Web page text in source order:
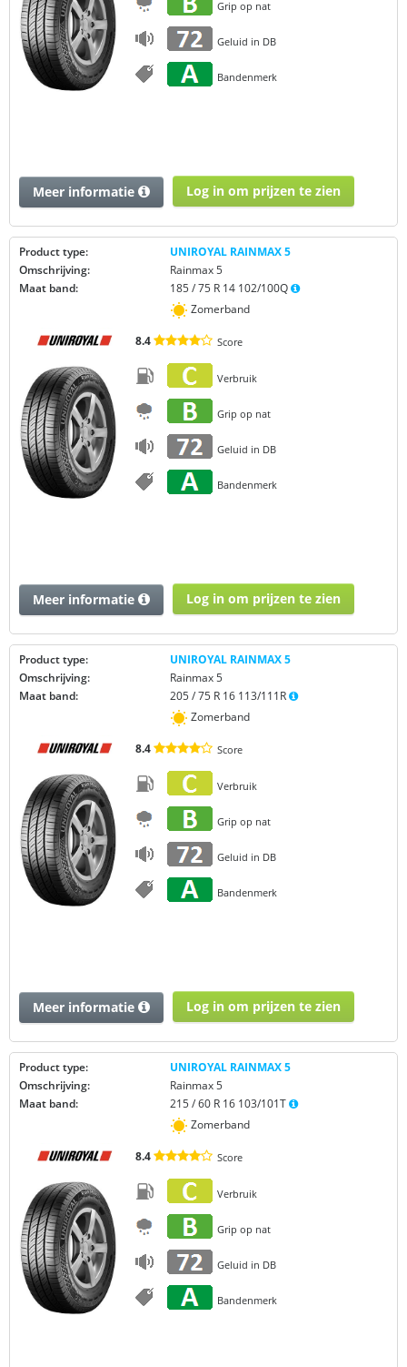
Grip op nat
Geluid in DB
Bandenmerk
Log in om prijzen te zien
Meer informatie
Product type:
UNIROYAL RAINMAX 5
Omschrijving:
Rainmax 5
Maat band:
185 / 75 R 14 102/100Q
Zomerband
8.4 Score
Verbruik
Grip op nat
Geluid in DB
Bandenmerk
Log in om prijzen te zien
Meer informatie
Product type:
UNIROYAL RAINMAX 5
Omschrijving:
Rainmax 5
Maat band:
205 / 75 R 16 113/111R
Zomerband
8.4 Score
Verbruik
Grip op nat
Geluid in DB
Bandenmerk
Log in om prijzen te zien
Meer informatie
Product type:
UNIROYAL RAINMAX 5
Omschrijving:
Rainmax 5
Maat band:
215 / 60 R 16 103/101T
Zomerband
8.4 Score
Verbruik
Grip op nat
Geluid in DB
Bandenmerk